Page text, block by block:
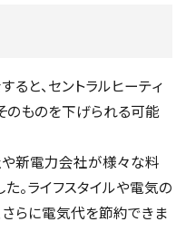
と、セントラルヒーティ
のものを下げられる可能
新電力会社が様々な料
。ライフスタイルや電気の
らに電気代を節約できま